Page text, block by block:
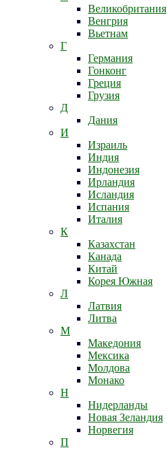
Великобритания
Венгрия
Вьетнам
Г
Германия
Гонконг
Греция
Грузия
Д
Дания
И
Израиль
Индия
Индонезия
Ирландия
Исландия
Испания
Италия
К
Казахстан
Канада
Китай
Корея Южная
Л
Латвия
Литва
М
Македония
Мексика
Молдова
Монако
Н
Нидерланды
Новая Зеландия
Норвегия
П